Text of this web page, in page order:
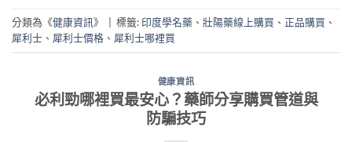
分類為《健康資訊》 標籤:印度學名藥 、 壯陽藥線上購買 、 正品購買 、
犀利士 、 犀利士價格 、 犀利士哪裡買
健康資訊
必利勁哪裡買最安心？藥師分享購買管道與
防騙技巧